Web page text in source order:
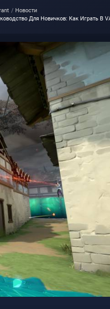
Новости
Для Новичков: Как Играть В